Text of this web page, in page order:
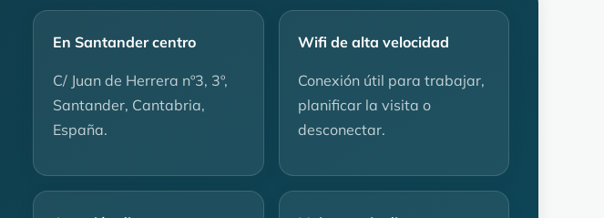
En Santander centro
C/ Juan de Herrera nº3, 3º,
Santander, Cantabria,
España.
Wifi de alta velocidad
Conexión útil para trabajar,
planificar la visita o
desconectar.